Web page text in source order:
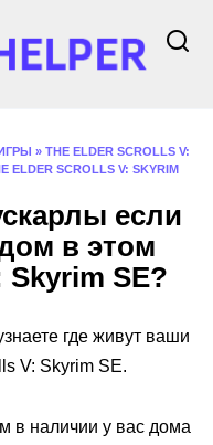
» THE ELDER SCROLLS V:
SCROLLS V: SKYRIM
если
в этом
Skyrim SE?
где живут ваши
V: Skyrim SE.
в наличии у вас дома